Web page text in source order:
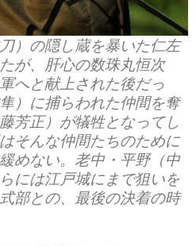
）の隠し蔵を暴いた仁左
が、肝心の数珠丸恒次
へと献上された後だっ
）に捕らわれた仲間を奪
芳正）が犠牲となってし
そんな仲間たちのために
めない。老中・平野（中
には江戸城にまで狙いを
部との、最後の決着の時